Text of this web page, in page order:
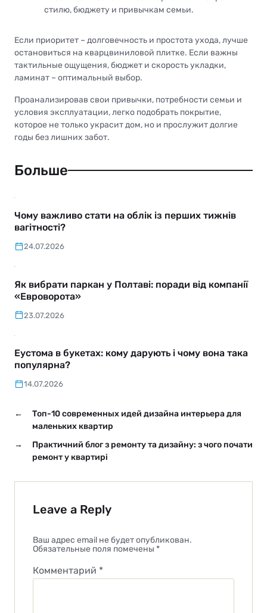
стилю, бюджету и привычкам семьи.
Если приоритет – долговечность и простота ухода, лучше
остановиться на кварцвиниловой плитке. Если важны
тактильные ощущения, бюджет и скорость укладки,
ламинат – оптимальный выбор.
Проанализировав свои привычки, потребности семьи и
условия эксплуатации, легко подобрать покрытие,
которое не только украсит дом, но и прослужит долгие
годы без лишних забот.
Больше
Чому важливо стати на облік із перших тижнів
вагітності?
24.07.2026
Як вибрати паркан у Полтаві: поради від компанії
«Евроворота»
23.07.2026
Еустома в букетах: кому дарують і чому вона така
популярна?
14.07.2026
←
Топ-10 современных идей дизайна интерьера для
маленьких квартир
→
Практичний блог з ремонту та дизайну: з чого почати
ремонт у квартирі
Leave a Reply
Ваш адрес email не будет опубликован.
Обязательные поля помечены *
Комментарий *